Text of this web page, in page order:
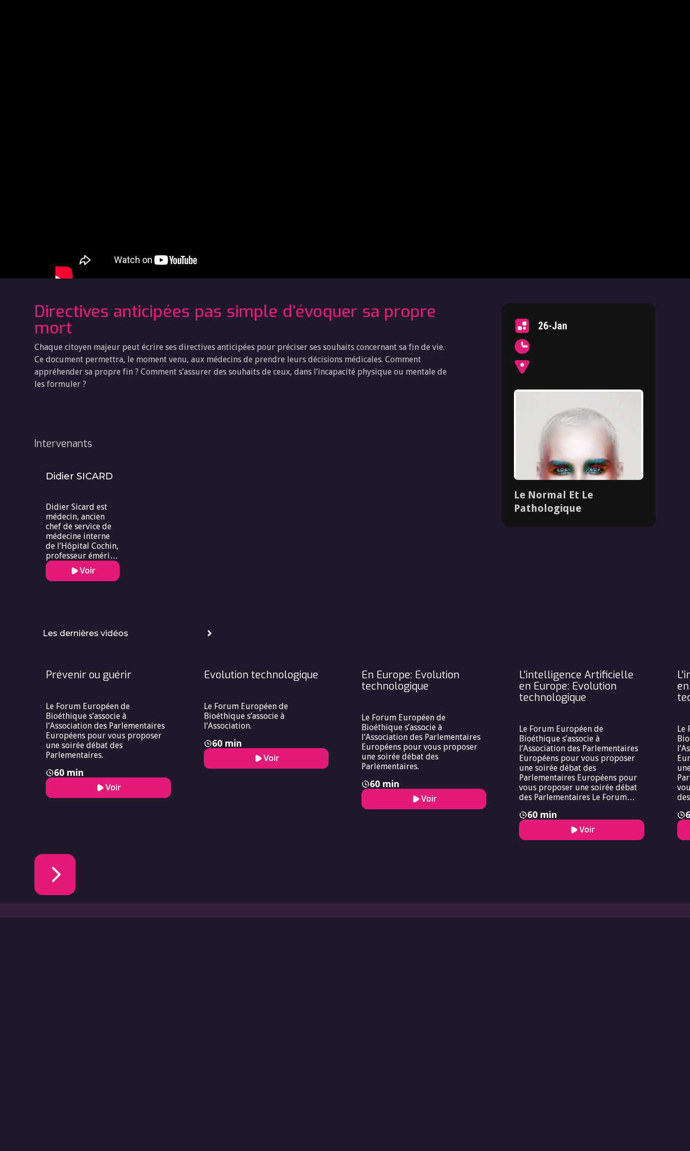
Directives anticipées pas simple d’évoquer sa propre
mort
Chaque citoyen majeur peut écrire ses directives anticipées pour préciser ses souhaits concernant sa fin de vie.
Ce document permettra, le moment venu, aux médecins de prendre leurs décisions médicales. Comment
appréhender sa propre fin ? Comment s’assurer des souhaits de ceux, dans l’incapacité physique ou mentale de
les formuler ?
26-Jan
Le Normal Et Le
Pathologique
Intervenants
Didier SICARD
Didier Sicard est
médecin, ancien
chef de service de
médecine interne
de l’Hôpital Cochin,
professeur émérite
à l’Université Paris
Descartes.Voir
Les dernières vidéos
Prévenir ou guérir
Le Forum Européen de
Bioéthique s’associe à
l’Association des Parlementaires
Européens pour vous proposer
une soirée débat des
Parlementaires.
60 min
Voir
Evolution technologique
Le Forum Européen de
Bioéthique s’associe à
l’Association.
60 min
Voir
En Europe: Evolution
technologique
Le Forum Européen de
Bioéthique s’associe à
l’Association des Parlementaires
Européens pour vous proposer
une soirée débat des
Parlementaires.
60 min
Voir
L'intelligence Artificielle
en Europe: Evolution
technologique
Le Forum Européen de
Bioéthique s’associe à
l’Association des Parlementaires
Européens pour vous proposer
une soirée débat des
Parlementaires Européens pour
vous proposer une soirée débat
des Parlementaires Le Forum
à l’Association des
Parlementaires Européens pour
vous proposer une soirée débat
60 min
Voir
Le